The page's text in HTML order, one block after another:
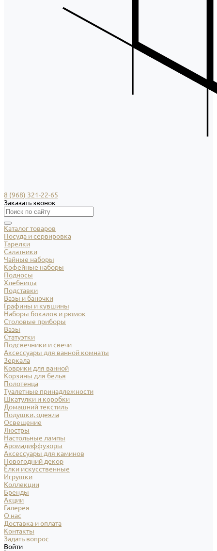
8 (968) 321-22-65
Заказать звонок
Каталог товаров
Посуда и сервировка
Тарелки
Салатники
Чайные наборы
Кофейные наборы
Подносы
Хлебницы
Подставки
Вазы и баночки
Графины и кувшины
Наборы бокалов и рюмок
Столовые приборы
Вазы
Статуэтки
Подсвечники и свечи
Аксессуары для ванной комнаты
Зеркала
Коврики для ванной
Корзины для белья
Полотенца
Туалетные принадлежности
Шкатулки и коробки
Домашний текстиль
Подушки, одеяла
Освещение
Люстры
Настольные лампы
Аромадиффузоры
Аксессуары для каминов
Новогодний декор
Ёлки искусственные
Игрушки
Коллекции
Бренды
Акции
Галерея
О нас
Доставка и оплата
Контакты
Задать вопрос
Войти